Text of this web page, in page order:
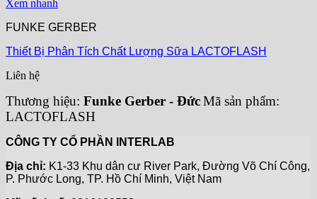
Xem nhanh
FUNKE GERBER
Thiết Bị Phân Tích Chất Lượng Sữa LACTOFLASH
Liên hệ
Thương hiệu: Funke Gerber - ĐứcMã sản phẩm:
LACTOFLASH
CÔNG TY CỔ PHẦN INTERLAB
Địa chỉ: K1-33 Khu dân cư River Park, Đường Võ Chí Công,
P. Phước Long, TP. Hồ Chí Minh, Việt Nam